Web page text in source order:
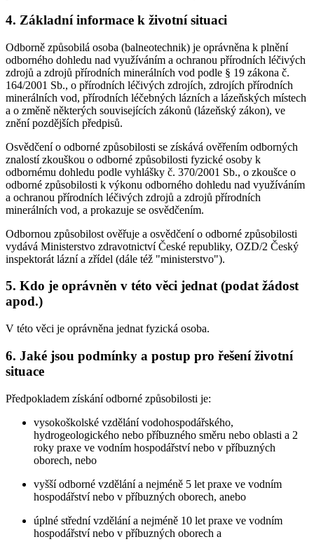
4. Základní informace k životní situaci
Odborně způsobilá osoba (balneotechnik) je oprávněna k plnění
odborného dohledu nad využíváním a ochranou přírodních léčivých
zdrojů a zdrojů přírodních minerálních vod podle § 19 zákona č.
164/2001 Sb., o přírodních léčivých zdrojích, zdrojích přírodních
minerálních vod, přírodních léčebných lázních a lázeňských místech
a o změně některých souvisejících zákonů (lázeňský zákon), ve
znění pozdějších předpisů.
Osvědčení o odborné způsobilosti se získává ověřením odborných
znalostí zkouškou o odborné způsobilosti fyzické osoby k
odbornému dohledu podle vyhlášky č. 370/2001 Sb., o zkoušce o
odborné způsobilosti k výkonu odborného dohledu nad využíváním
a ochranou přírodních léčivých zdrojů a zdrojů přírodních
minerálních vod, a prokazuje se osvědčením.
Odbornou způsobilost ověřuje a osvědčení o odborné způsobilosti
vydává Ministerstvo zdravotnictví České republiky, OZD/2 Český
inspektorát lázní a zřídel (dále též "ministerstvo").
5. Kdo je oprávněn v této věci jednat (podat žádost
apod.)
V této věci je oprávněna jednat fyzická osoba.
6. Jaké jsou podmínky a postup pro řešení životní
situace
Předpokladem získání odborné způsobilosti je:
vysokoškolské vzdělání vodohospodářského,
hydrogeologického nebo příbuzného směru nebo oblasti a 2
roky praxe ve vodním hospodářství nebo v příbuzných
oborech, nebo
vyšší odborné vzdělání a nejméně 5 let praxe ve vodním
hospodářství nebo v příbuzných oborech, anebo
úplné střední vzdělání a nejméně 10 let praxe ve vodním
hospodářství nebo v příbuzných oborech a